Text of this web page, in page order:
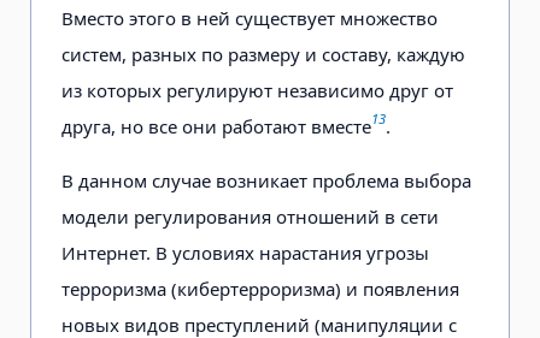
Вместо этого в ней существует множество
систем, разных по размеру и составу, каждую
из которых регулируют независимо друг от
друга, но все они работают вместе13.
В данном случае возникает проблема выбора
модели регулирования отношений в сети
Интернет. В условиях нарастания угрозы
терроризма (кибертерроризма) и появления
новых видов преступлений (манипуляции с